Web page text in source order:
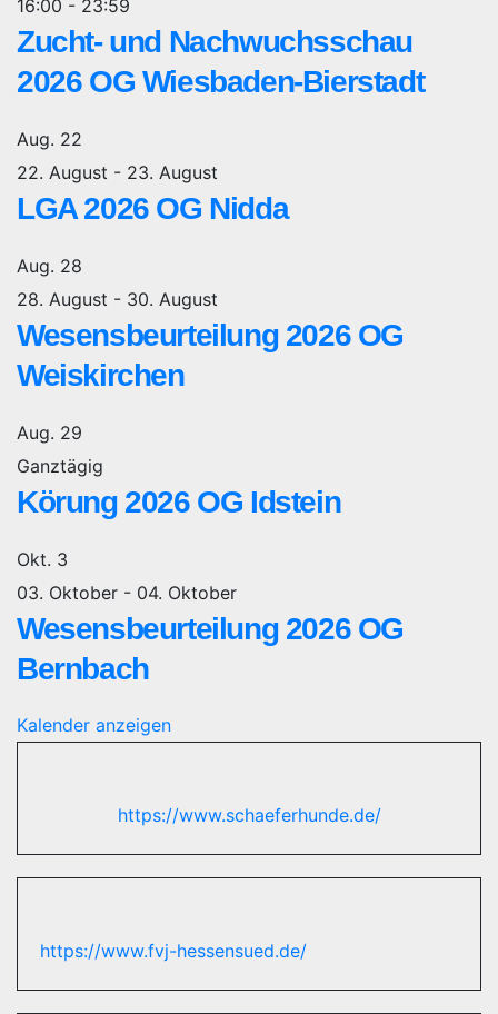
16:00 - 23:59
Zucht- und Nachwuchsschau
2026 OG Wiesbaden-Bierstadt
Aug. 22
22. August - 23. August
LGA 2026 OG Nidda
Aug. 28
28. August - 30. August
Wesensbeurteilung 2026 OG
Weiskirchen
Aug. 29
Ganztägig
Körung 2026 OG Idstein
Okt. 3
03. Oktober - 04. Oktober
Wesensbeurteilung 2026 OG
Bernbach
Kalender anzeigen
https://www.schaeferhunde.de/
https://www.fvj-hessensued.de/